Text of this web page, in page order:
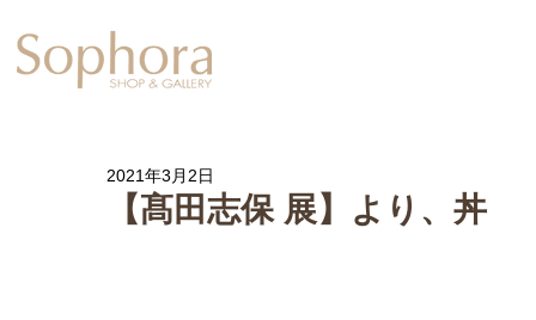
【髙田志保 展】より、丼
2021年3月2日